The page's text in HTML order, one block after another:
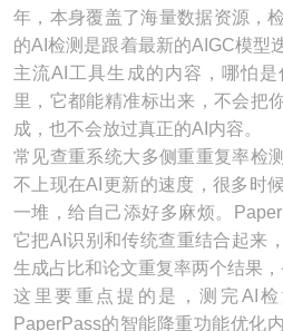
年，本身覆盖了海量数据资源，
的AI检测是跟着最新的AIGC模型
主流AI工具生成的内容，哪怕
里，它都能精准标出来，不会把
成，也不会放过真正的AI内容。
常见查重系统大多侧重重复率检
不上现在AI更新的速度，很多时
一堆，给自己添好多麻烦。
它把AI识别和传统查重结合起来
生成占比和论文重复率两个结果，
这里要重点提的是，测完AI
PaperPass的智能降重功能优化